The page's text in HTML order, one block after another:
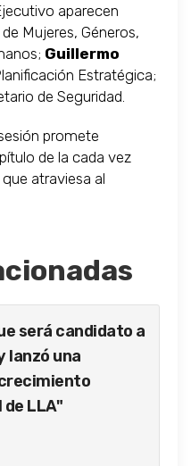
aparecen
Mujeres, Géneros,
Guillermo
Estratégica;
de Seguridad.
promete
de la cada vez
atraviesa al
será candidato a
lanzó una
LLA"